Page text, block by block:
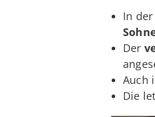
In
Der
Auch
Die